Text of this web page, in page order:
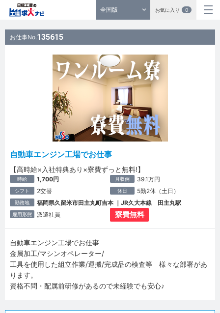
全国版 お気に入り 0
お仕事No.135615
自動車エンジン工場でお仕事
【高時給×入社特典あり×寮費ずっと無料!】
時給 1,700円 月収例 39.1万円
シフト 2交替 休日 5勤2休（土日）
勤務地 福岡県久留米市田主丸町吉本 ｜JR久大本線 田主丸駅
雇用形態 派遣社員 寮費無料
自動車エンジン工場でお仕事
金属加工/マシンオペレーター/
工具を使用した組立作業/運搬/完成品の検査等 様々な部署があ
ります。
資格不問・配属前研修があるので未経験でも安心♪